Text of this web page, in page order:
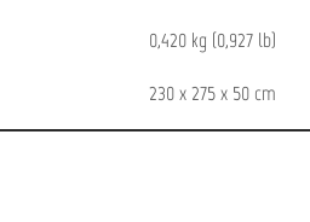
0,420 kg (0,927 lb)
230 x 275 x 50 cm